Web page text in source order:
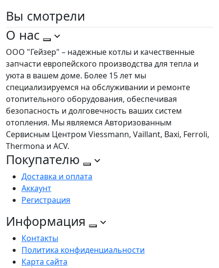
Вы смотрели
О нас
ООО "Гейзер" – надежные котлы и качественные
запчасти европейского производства для тепла и
уюта в вашем доме. Более 15 лет мы
специализируемся на обслуживании и ремонте
отопительного оборудования, обеспечивая
безопасность и долговечность ваших систем
отопления. Мы являемся Авторизованным
Сервисным Центром Viessmann, Vaillant, Baxi, Ferroli,
Thermona и ACV.
Покупателю
Доставка и оплата
Аккаунт
Регистрация
Информация
Контакты
Политика конфиденциальности
Карта сайта